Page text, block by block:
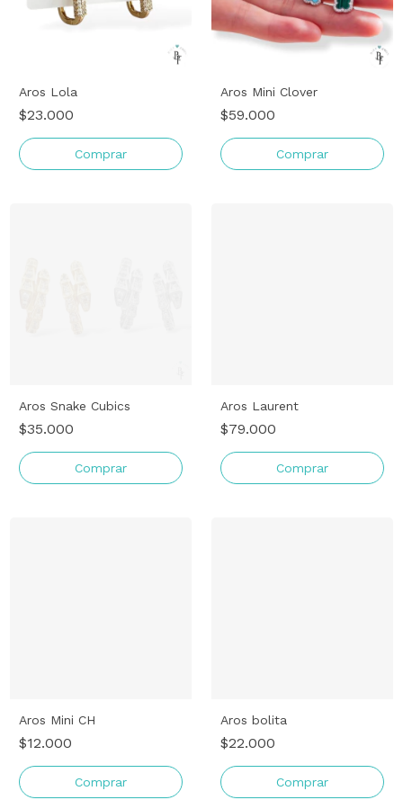
Aros Lola
$23.000
Aros Mini Clover
$59.000
Comprar
Aros Snake Cubics
$35.000
Comprar
Aros Laurent
$79.000
Comprar
Aros Mini CH
$12.000
Comprar
Aros bolita
$22.000
Comprar